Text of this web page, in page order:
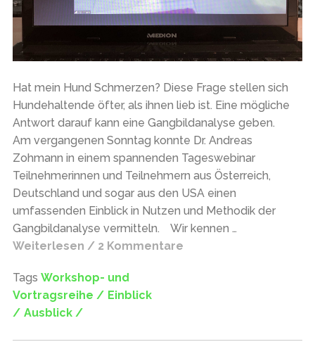
Hat mein Hund Schmerzen? Diese Frage stellen sich
Hundehaltende öfter, als ihnen lieb ist. Eine mögliche
Antwort darauf kann eine Gangbildanalyse geben.
Am vergangenen Sonntag konnte Dr. Andreas
Zohmann in einem spannenden Tageswebinar
Teilnehmerinnen und Teilnehmern aus Österreich,
Deutschland und sogar aus den USA einen
umfassenden Einblick in Nutzen und Methodik der
Gangbildanalyse vermitteln. Wir kennen …
Weiterlesen / 2 Kommentare
Tags Workshop- und
Vortragsreihe / Einblick
/ Ausblick /